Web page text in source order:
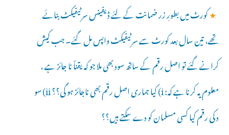
★کورٹ میں بطورِ زر ضمانت کے لئے ڈیفینس سرٹیفیکٹ بنائے
تھے، تین سال بعد کورٹ سے سرٹیفیکٹ واپس مل گئے۔ جب کیش
کرانے گئے تو اصل رقم کے ساتھ سود بھی ملا جو کہ یقناً نا جائز ہے ،
معلوم یہ کرنا ہے کہ: i) کیا ہماری اصل رقم بھی ناجائز ہو گی؟؟ ii) سو
د کی رقم کیا کسی مسلمان کو دے سکتے ہیں؟؟